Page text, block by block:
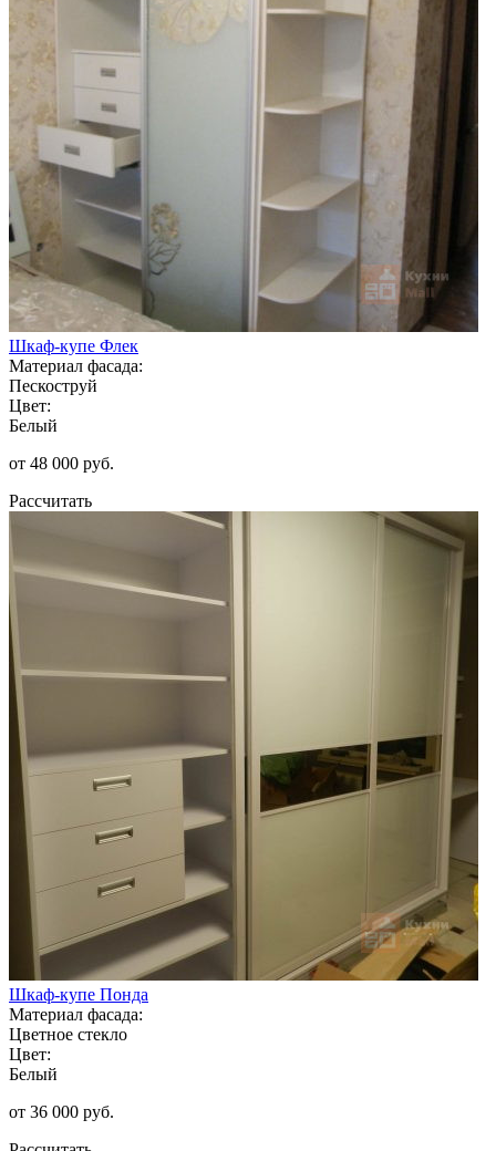
Шкаф-купе Флек
Материал фасада:
Пескоструй
Цвет:
Белый
от 48 000 руб.
Рассчитать
Шкаф-купе Понда
Материал фасада:
Цветное стекло
Цвет:
Белый
от 36 000 руб.